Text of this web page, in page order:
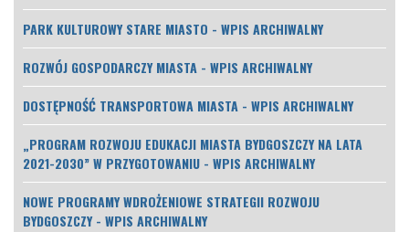
PARK KULTUROWY STARE MIASTO - WPIS ARCHIWALNY
ROZWÓJ GOSPODARCZY MIASTA - WPIS ARCHIWALNY
DOSTĘPNOŚĆ TRANSPORTOWA MIASTA - WPIS ARCHIWALNY
„PROGRAM ROZWOJU EDUKACJI MIASTA BYDGOSZCZY NA LATA
2021-2030” W PRZYGOTOWANIU - WPIS ARCHIWALNY
NOWE PROGRAMY WDROŻENIOWE STRATEGII ROZWOJU
BYDGOSZCZY - WPIS ARCHIWALNY